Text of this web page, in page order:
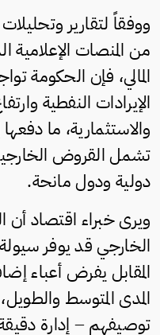
ووفقاً لتقارير
من المنصات الإعلامية
المالي، فإن الحكومة
الإيرادات النفطية
والاستثمارية، ما
تشمل القروض
دولية ودول مانحة.
ويرى خبراء اقتصاد أن
الخارجي قد يوفر
المقابل يفرض أعباء
المدى المتوسط
توصيفهم – إدارة